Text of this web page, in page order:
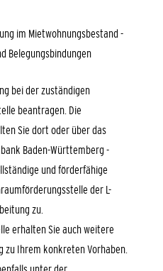
im Mietwohnungsbestand -
Belegungsbindungen
bei der zuständigen
beantragen. Die
Sie dort oder über das
Baden-Württemberg -
und förderfähige
der L-
zu.
erhalten Sie auch weitere
zu Ihrem konkreten Vorhaben.